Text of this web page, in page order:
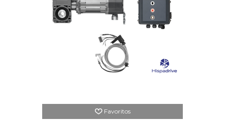
Favoritos